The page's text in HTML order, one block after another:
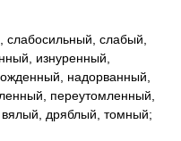
слабый,
изнуренный,
надорванный,
переутомленный,
дряблый, томный;